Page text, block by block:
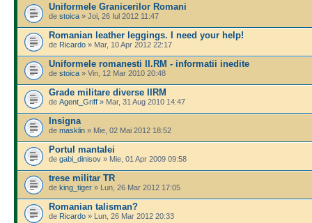
Uniformele Granicerilor Romani
de stoica » Joi, 26 Iul 2012 11:47
Romanian leather leggings. I need your help!
de Ricardo » Mar, 10 Apr 2012 22:17
Uniformele romanesti II.RM - informatii inedite
de stoica » Vin, 12 Mar 2010 20:48
Grade militare diverse IIRM
de Agent_Griff » Mar, 31 Aug 2010 14:47
Insigna
de masklin » Mie, 02 Mai 2012 18:52
Portul mantalei
de gabi_dinisov » Mie, 01 Apr 2009 09:58
trese militar TR
de king_tiger » Lun, 26 Mar 2012 17:05
Romanian talisman?
de Ricardo » Lun, 26 Mar 2012 20:33